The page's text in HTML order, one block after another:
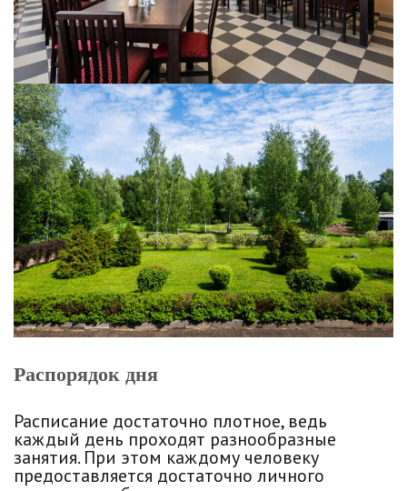
Распорядок дня
Расписание достаточно плотное, ведь
каждый день проходят разнообразные
занятия. При этом каждому человеку
предоставляется достаточно личного